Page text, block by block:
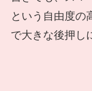
という自由度の
で大きな後押し